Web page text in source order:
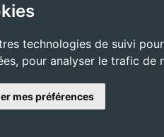
technologies de suivi
pour analyser le trafic
mes préférences
- Tous droits réservés -